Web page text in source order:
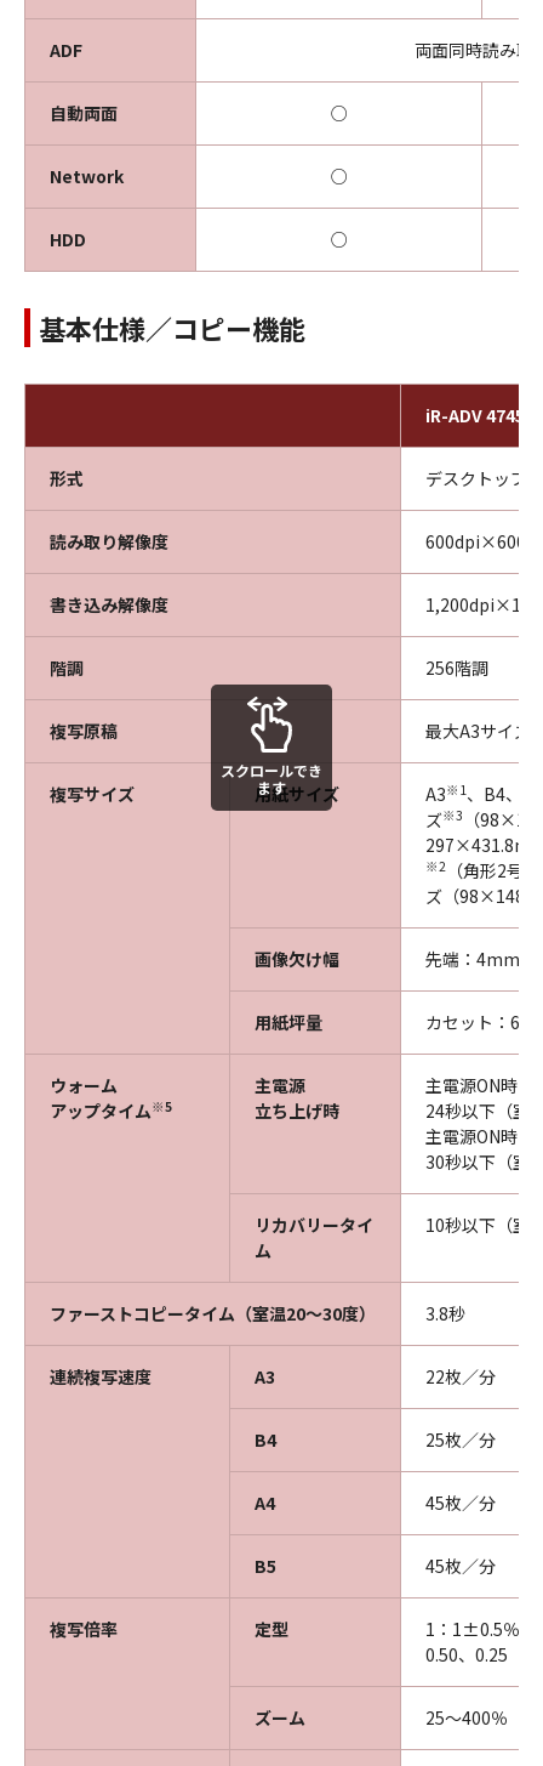
ADF 両面同時読み取
自動両面 ○
Network ○
HDD ○
基本仕様／コピー機能
iR-ADV 4745F
形式 デスクトップ
読み取り解像度
書き込み解像度
階調 256階調
複写原稿 最大A3サイズ
複写サイズ 用紙サイズ A3※1 、B4、
ズ※3
（
※2
（角形2号
ズ（98×148
画像欠け幅 先端：4mm、
用紙坪量 カセット：60
ウォーム
アップタイム※5
主電源
立ち上げ時
主電源ON時の
24秒以下（室
主電源ON時の
30秒以下（室
リカバリータイ
ム
10秒以下（室
ファーストコピータイム（室温20～30度） 3.8秒
連続複写速度 A3 22枚／分
B4 25枚／分
A4 45枚／分
B5 45枚／分
複写倍率 定型
1：1±0.5％、
0.50、0.25
ズーム 25～400％（1
スクロールでき
ます